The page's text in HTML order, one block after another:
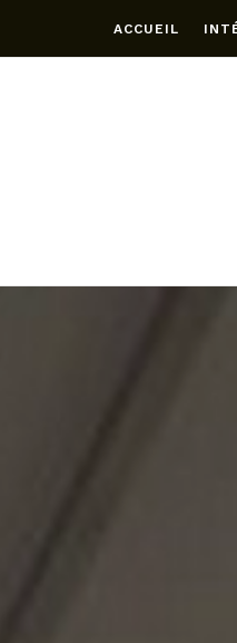
ACCUEIL